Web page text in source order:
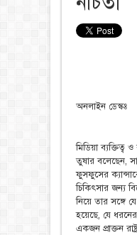
অনলাইন ডেস্কঃ
মিডিয়া ব্যক্তিত্ব
তুষার বলেছেন,
ফুসফুসের
চিকিৎসার জন্য
নিয়ে তার সঙ্গে
হয়েছে, যে
একজন প্রাক্তন